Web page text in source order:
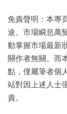
免責聲明：本專
途。市場瞬息萬
動掌握市場最新
關作者無關。而
點，僅屬筆者個
站對因上述人士
責。